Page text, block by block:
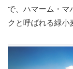
で、ハマーム・マ
クと呼ばれる緑小